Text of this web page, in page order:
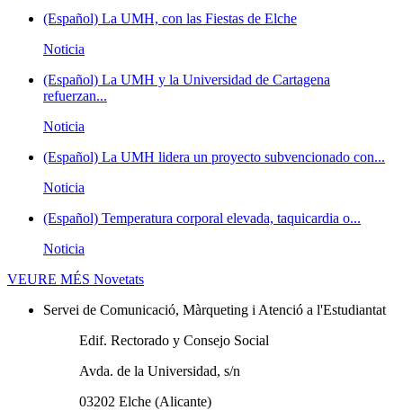
(Español) La UMH, con las Fiestas de Elche
Noticia
(Español) La UMH y la Universidad de Cartagena
refuerzan...
Noticia
(Español) La UMH lidera un proyecto subvencionado con...
Noticia
(Español) Temperatura corporal elevada, taquicardia o...
Noticia
VEURE MÉS Novetats
Servei de Comunicació, Màrqueting i Atenció a l'Estudiantat
Edif. Rectorado y Consejo Social
Avda. de la Universidad, s/n
03202 Elche (Alicante)